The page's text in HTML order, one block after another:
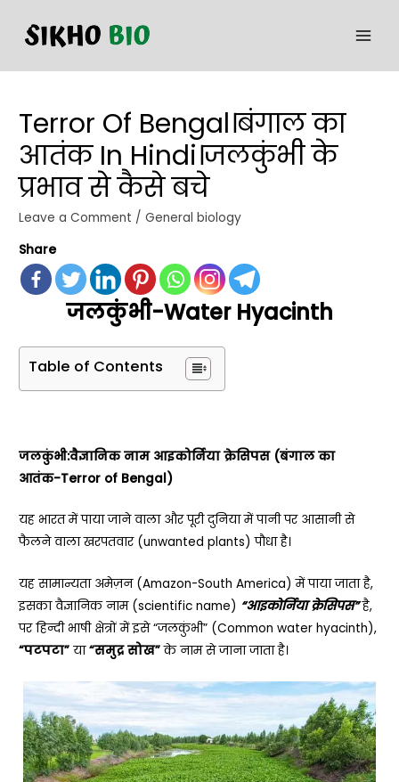
Terror Of Bengal।बंगाल का
आतंक In Hindi।जलकुंभी के
प्रभाव से कैसे बचे
Leave a Comment /General biology
Share
जलकुंभी-Water Hyacinth
Table of Contents
जलकुंभी:वैज्ञानिक नाम आइकोर्निया क्रेसिपस (बंगाल का
आतंक-Terror of Bengal)
यह भारत में पाया जाने वाला और पूरी दुनिया में पानी पर आसानी से
फैलने वाला खरपतवार (unwanted plants) पौधा है।
यह सामान्यता अमेज़न (Amazon-South America) में पाया जाता है,
इसका वैज्ञानिक नाम (scientific name) “आइकोर्निया क्रेसिपस”है,
पर हिन्दी भाषी क्षेत्रों में इसे “जलकुंभी” (Common water hyacinth),
“पटपटा” या“समुद्र सोख”के नाम से जाना जाता है।